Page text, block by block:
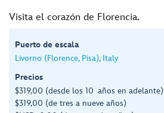
Visita el corazón de Florencia.
Puerto de escala
Livorno (Florence, Pisa), Italy
Precios
$319,00 (desde los 10 años en adelante)
$319,00 (de tres a nueve años)